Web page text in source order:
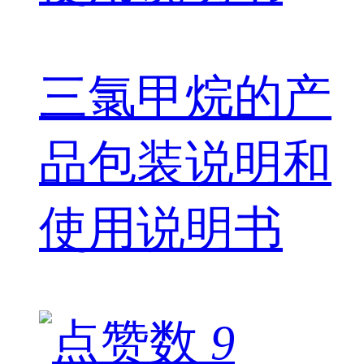
三氯甲烷的产
品包装说明和
使用说明书
9